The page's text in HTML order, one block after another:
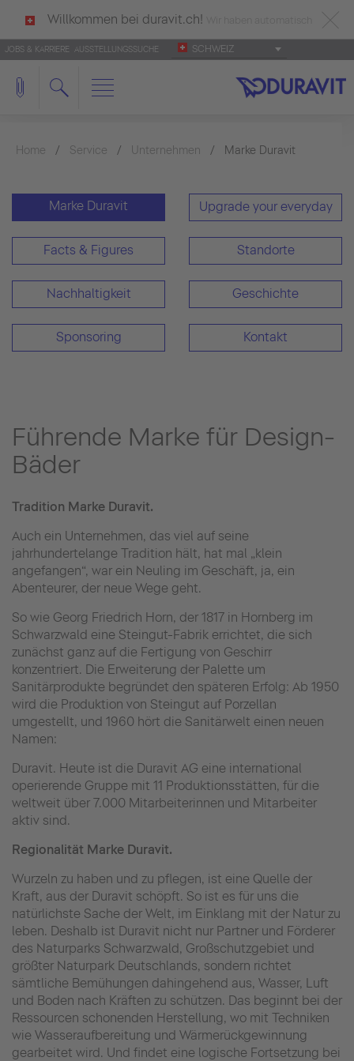
Willkommen bei duravit.ch!
deutsch als Ihre Sprache erkannt.
Français Italiano
JOBS & KARRIERE AUSSTELLUNGSSUCHE SCHWEIZ
Home Service Unternehmen Marke Duravit
Marke Duravit Upgrade your everyday
Facts & Figures Standorte
Nachhaltigkeit Geschichte
Sponsoring Kontakt
Führende Marke für Design-
Bäder
Tradition Marke Duravit.
Auch ein Unternehmen, das viel auf seine
jahrhundertelange Tradition hält, hat mal „klein
angefangen“, war ein Neuling im Geschäft, ja, ein
Abenteurer, der neue Wege geht.
So wie Georg Friedrich Horn, der 1817 in Hornberg im
Schwarzwald eine Steingut-Fabrik errichtet, die sich
zunächst ganz auf die Fertigung von Geschirr
konzentriert. Die Erweiterung der Palette um
Sanitärprodukte begründet den späteren Erfolg: Ab 1950
wird die Produktion von Steingut auf Porzellan
umgestellt, und 1960 hört die Sanitärwelt einen neuen
Namen:
Duravit. Heute ist die Duravit AG eine international
operierende Gruppe mit 11 Produktionsstätten, für die
weltweit über 7.000 Mitarbeiterinnen und Mitarbeiter
aktiv sind.
Regionalität Marke Duravit.
Wurzeln zu haben und zu pflegen, ist eine Quelle der
Kraft, aus der Duravit schöpft. So ist es für uns die
natürlichste Sache der Welt, im Einklang mit der Natur zu
leben. Deshalb ist Duravit nicht nur Partner und Förderer
des Naturparks Schwarzwald, Großschutzgebiet und
größter Naturpark Deutschlands, sondern richtet
sämtliche Bemühungen dahingehend aus, Wasser, Luft
und Boden nach Kräften zu schützen. Das beginnt bei der
Ressourcen schonenden Herstellung, wo mit Techniken
wie Wasseraufbereitung und Wärmerückgewinnung
gearbeitet wird. Und findet eine logische Fortsetzung bei